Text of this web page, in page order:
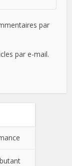
par
par e-mail.